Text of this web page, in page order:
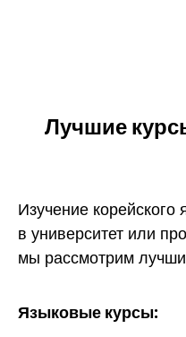
Лучшие
Изучение
в университет или
мы рассмотрим
Языковые курсы: